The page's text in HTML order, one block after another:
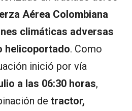
Aérea Colombiana
climáticas adversas
helicoportado. Como
inició por vía
a las 06:30 horas,
de tractor,